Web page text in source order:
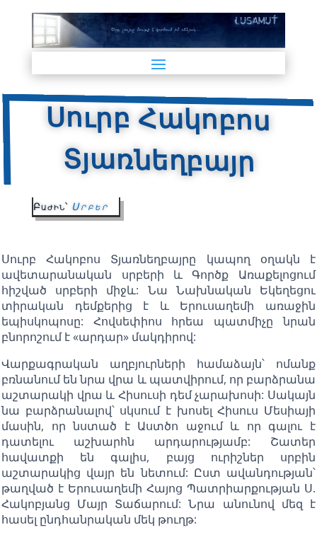
Սուրբ Հակոբոս
Տյառնեղբայր
Բաժին՝ Սրբեր
Սուրբ Հակոբոս Տյառնեղբայրը կապող օղակն է
ավետարանական սրբերի և Գործք Առաքելոցում
հիշված սրբերի միջև: Նա Նախնական Եկեղեցու
տիրական դեմքերից է և Երուսաղեմի առաջին
եպիսկոպոսը: Հովսեփիոս հրեա պատմիչը նրան
բնորոշում է «արդար» մակդիրով:
Վարքագրական աղբյուրների համաձայն՝ ոմանք
բռնանում են նրա վրա և պատվիրում, որ բարձրանա
աշտարակի վրա և Հիսուսի դեմ չարախոսի: Սակայն
նա բարձրանալով՝ սկսում է խոսել Հիսուս Մեսիայի
մասին, որ նստած է Աստծո աջում և որ գալու է
դատելու աշխարհն արդարությամբ: Շատեր
հավատքի են գալիս, բայց ուրիշներ սրբին
աշտարակից վայր են նետում: Ըստ ավանդության՝
թաղված է Երուսաղեմի Հայոց Պատրիարքության Ս.
Հակոբյանց Մայր Տաճարում: Նրա անունով մեզ է
հասել ընդհանրական մեկ թուղթ: